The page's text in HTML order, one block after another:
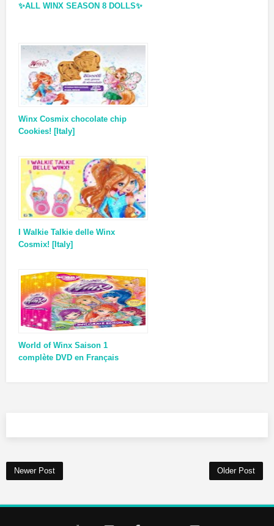
✨ALL WINX SEASON 8 DOLLS✨
Winx Cosmix chocolate chip
Cookies! [Italy]
I Walkie Talkie delle Winx
Cosmix! [Italy]
World of Winx Saison 1
complète DVD en Français
Newer Post Older Post